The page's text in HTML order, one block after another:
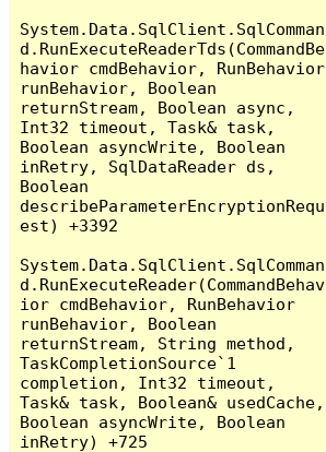
System.Data.SqlClient.SqlComman
d.RunExecuteReaderTds(CommandBe
havior cmdBehavior, RunBehavior
runBehavior, Boolean
returnStream, Boolean async,
Int32 timeout, Task& task,
Boolean asyncWrite, Boolean
inRetry, SqlDataReader ds,
Boolean
describeParameterEncryptionRequ
est) +3392
System.Data.SqlClient.SqlComman
d.RunExecuteReader(CommandBehav
ior cmdBehavior, RunBehavior
runBehavior, Boolean
returnStream, String method,
TaskCompletionSource`1
completion, Int32 timeout,
Task& task, Boolean& usedCache,
Boolean asyncWrite, Boolean
inRetry) +725